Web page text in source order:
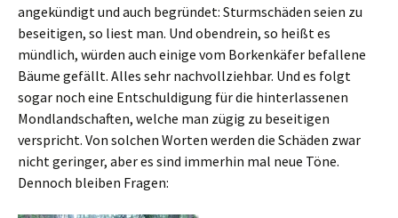
angekündigt und auch begründet: Sturmschäden seien zu
beseitigen, so liest man. Und obendrein, so heißt es
mündlich, würden auch einige vom Borkenkäfer befallene
Bäume gefällt. Alles sehr nachvollziehbar. Und es folgt
sogar noch eine Entschuldigung für die hinterlassenen
Mondlandschaften, welche man zügig zu beseitigen
verspricht. Von solchen Worten werden die Schäden zwar
nicht geringer, aber es sind immerhin mal neue Töne.
Dennoch bleiben Fragen: